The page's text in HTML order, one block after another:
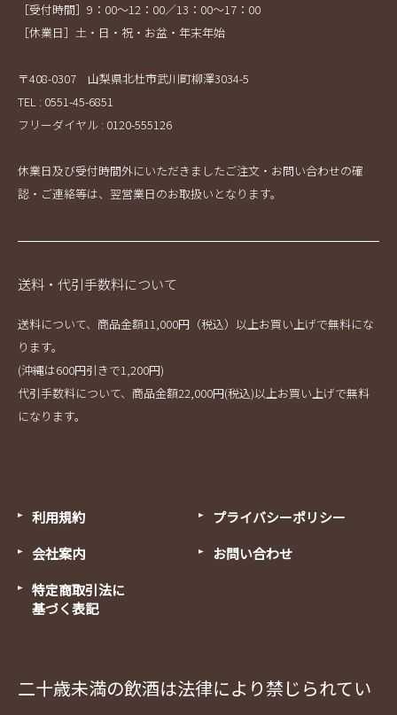
［受付時間］9：00～12：00／13：00～17：00
［休業日］土・日・祝・お盆・年末年始
〒408-0307 山梨県北杜市武川町柳澤3034-5
TEL : 0551-45-6851
フリーダイヤル : 0120-555126
休業日及び受付時間外にいただきましたご注文・お問い合わせの確
認・ご連絡等は、翌営業日のお取扱いとなります。
送料・代引手数料について
送料について、商品金額11,000円（税込）以上お買い上げで無料にな
ります。
(沖縄は600円引きで1,200円)
代引手数料について、商品金額22,000円(税込)以上お買い上げで無料
になります。
利用規約
プライバシーポリシー
会社案内
お問い合わせ
特定商取引法に
基づく表記
二十歳未満の飲酒は法律により禁じられてい